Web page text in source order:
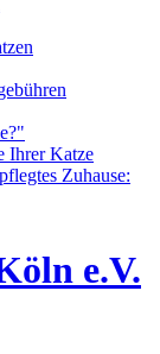
Ihrer Katze
Zuhause:
e.V.